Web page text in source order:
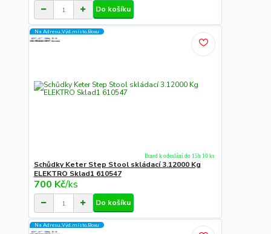
Do košíku
Na Adresu,Výd.místo,Boxu
Schůdky Keter Step Stool skládací 3.12000 Kg
ELEKTRO Sklad1 610547
700 Kč/ks
Ihned k odeslání do 15h 10 ks
Do košíku
Na Adresu,Výd.místo,Boxu